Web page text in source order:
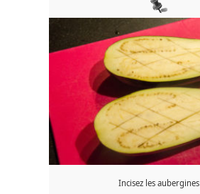
Incisez les aubergines